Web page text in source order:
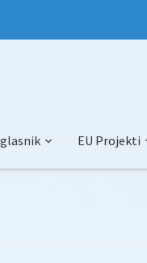
EU Projekti